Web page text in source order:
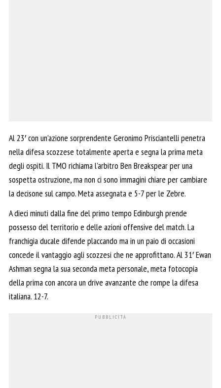
Al 23′ con un’azione sorprendente Geronimo Prisciantelli penetra
nella difesa scozzese totalmente aperta e segna la prima meta
degli ospiti. Il TMO richiama l’arbitro Ben Breakspear per una
sospetta ostruzione, ma non ci sono immagini chiare per cambiare
la decisone sul campo. Meta assegnata e 5-7 per le Zebre.
A dieci minuti dalla fine del primo tempo Edinburgh prende
possesso del territorio e delle azioni offensive del match. La
franchigia ducale difende placcando ma in un paio di occasioni
concede il vantaggio agli scozzesi che ne approfittano. Al 31′ Ewan
Ashman segna la sua seconda meta personale, meta fotocopia
della prima con ancora un drive avanzante che rompe la difesa
italiana. 12-7.